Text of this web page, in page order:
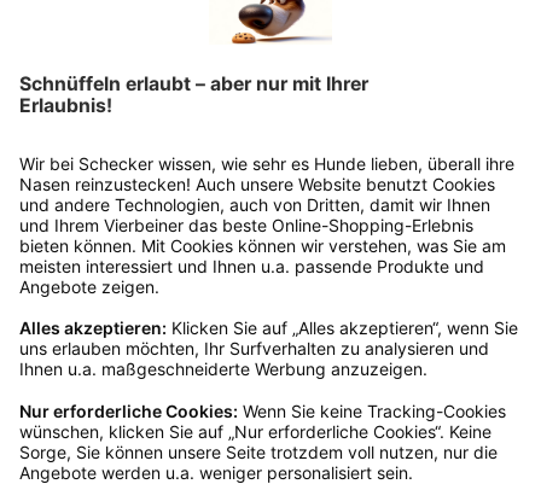
Rücksendung?
Bitte fülle das Rücksendeformular aus. Dieses
findest du online. Verpacke die Artikel
Rücksendeetikett auf das Paket. Dieses kannst du
dir in deinem Kundenkonto anfordern. Hast du als
Gast bestellt, schreibe uns eine Email an
verkauf@schecker.de oder rufe zu unseren
Servicezeiten an, dann lassen wir dir ein